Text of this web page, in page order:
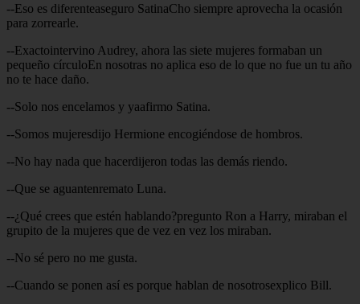
--Eso es diferenteaseguro SatinaCho siempre aprovecha la ocasión
para zorrearle.
--Exactointervino Audrey, ahora las siete mujeres formaban un
pequeño círculoEn nosotras no aplica eso de lo que no fue un tu año
no te hace daño.
--Solo nos encelamos y yaafirmo Satina.
--Somos mujeresdijo Hermione encogiéndose de hombros.
--No hay nada que hacerdijeron todas las demás riendo.
--Que se aguantenremato Luna.
--¿Qué crees que estén hablando?pregunto Ron a Harry, miraban el
grupito de la mujeres que de vez en vez los miraban.
--No sé pero no me gusta.
--Cuando se ponen así es porque hablan de nosotrosexplico Bill.